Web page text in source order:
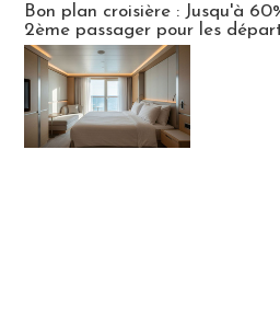
Bon plan croisière : Jusqu'à
2ème passager pour les